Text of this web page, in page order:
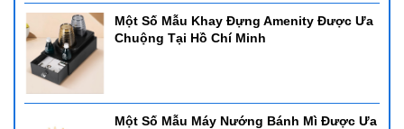
Một Số Mẫu Khay Đựng Amenity Được Ưa
Chuộng Tại Hồ Chí Minh
Một Số Mẫu Máy Nướng Bánh Mì Được Ưa